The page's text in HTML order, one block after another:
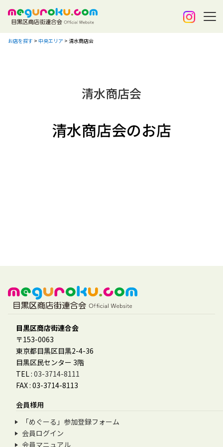
お店を探す > 中央エリア > 清水商店会
清水商店会
清水商店会のお店
目黒区商店街連合会
〒153-0063
東京都目黒区目黒2-4-36
目黒区民センター 3階
TEL : 03-3714-8111
FAX : 03-3714-8113
会員様用
「めぐーる」参加登録フォーム
会員ログイン
会員マニュアル